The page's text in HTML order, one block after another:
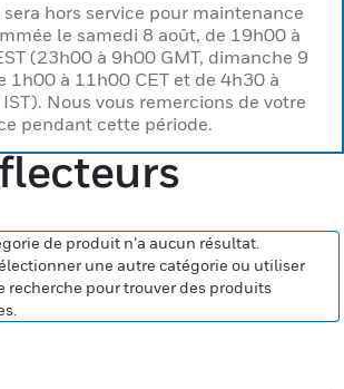
sera hors service pour maintenance
le samedi 8 août, de 19h00 à
(23h00 à 9h00 GMT, dimanche 9
1h00 à 11h00 CET et de 4h30 à
Nous vous remercions de votre
pendant cette période.
de produit n’a aucun résultat.
une autre catégorie ou utiliser
recherche pour trouver des produits